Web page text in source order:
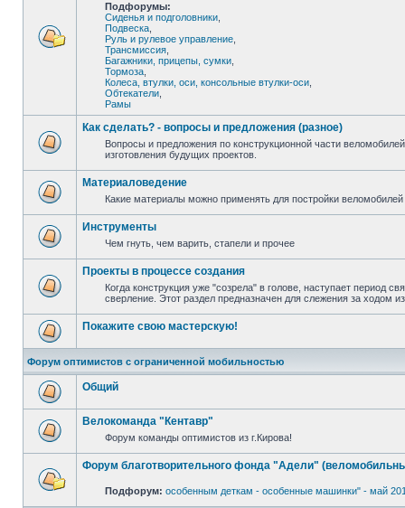
Подфорумы:
Сиденья и подголовники
Подвеска
Руль и рулевое управление
Трансмиссия
Багажники, прицепы, сумки
Тормоза
Колеса, втулки, оси, консольные втулки-оси
Обтекатели
Рамы
Как сделать? - вопросы и предложения (разное)
Вопросы и предложения по конструкционной части
изготовления будущих проектов.
Материаловедение
Какие материалы можно применять для постройки
Инструменты
Чем гнуть, чем варить, стапели и прочее
Проекты в процессе создания
Когда конструкция уже "созрела" в голове, наступает период
сверление. Этот раздел предназначен для слежения за ходом
Покажите свою мастерскую!
Форум оптимистов с ограниченной мобильностью
Общий
Велокоманда "Кентавр"
Форум команды оптимистов из г.Кирова!
Форум благотворительного фонда "Адели"
Подфорум: особенным деткам - особенные машинки" - май